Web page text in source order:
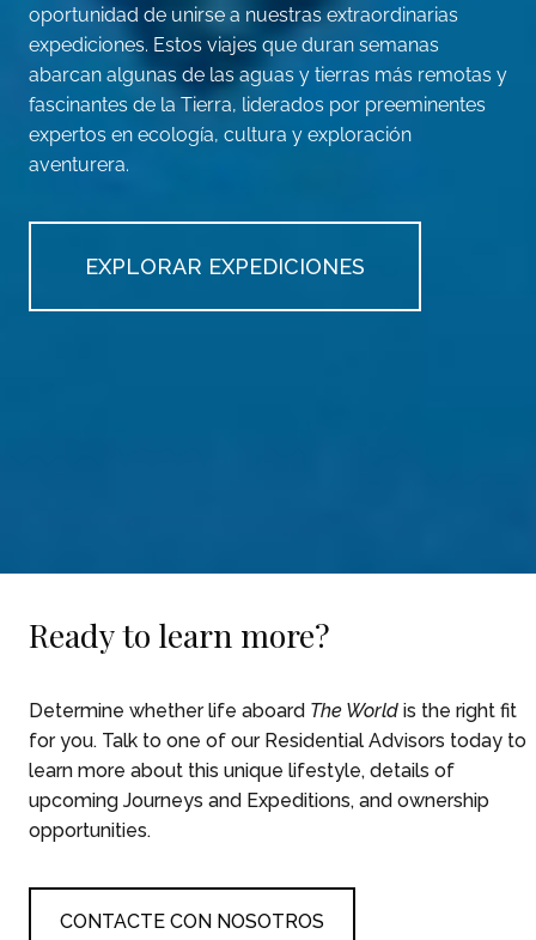
oportunidad de unirse a nuestras extraordinarias
expediciones. Estos viajes que duran semanas
abarcan algunas de las aguas y tierras más remotas y
fascinantes de la Tierra, liderados por preeminentes
expertos en ecología, cultura y exploración
aventurera.
EXPLORAR EXPEDICIONES
Ready to learn more?
Determine whether life aboard The World is the right fit
for you. Talk to one of our Residential Advisors today to
learn more about this unique lifestyle, details of
upcoming Journeys and Expeditions, and ownership
opportunities.
CONTACTE CON NOSOTROS